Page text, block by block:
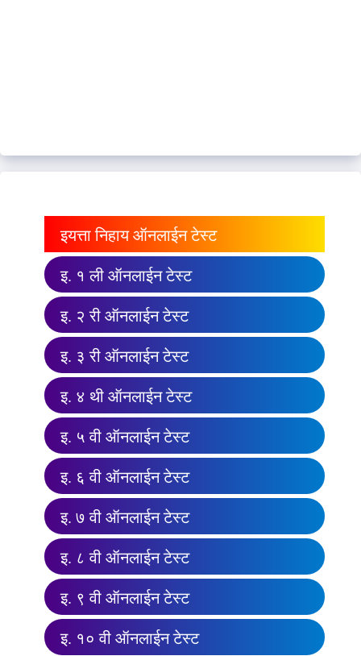
इयत्ता निहाय ऑनलाईन टेस्ट
इ. १ ली ऑनलाईन टेस्ट
इ. २ री ऑनलाईन टेस्ट
इ. ३ री ऑनलाईन टेस्ट
इ. ४ थी ऑनलाईन टेस्ट
इ. ५ वी ऑनलाईन टेस्ट
इ. ६ वी ऑनलाईन टेस्ट
इ. ७ वी ऑनलाईन टेस्ट
इ. ८ वी ऑनलाईन टेस्ट
इ. ९ वी ऑनलाईन टेस्ट
इ. १० वी ऑनलाईन टेस्ट